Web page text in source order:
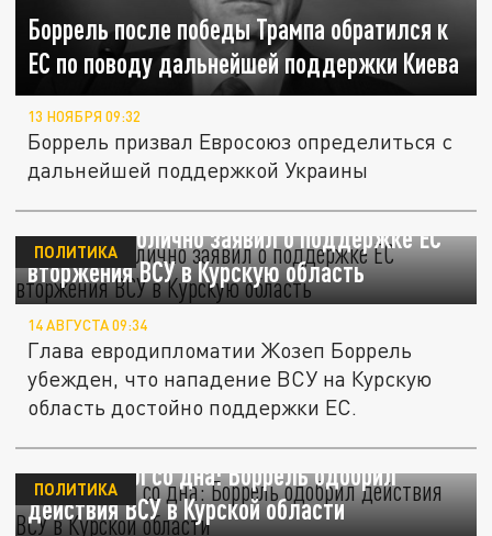
Боррель после победы Трампа обратился к
ЕС по поводу дальнейшей поддержки Киева
13 НОЯБРЯ 09:32
Боррель призвал Евросоюз определиться с
дальнейшей поддержкой Украины
Боррель публично заявил о поддержке ЕС
вторжения ВСУ в Курскую область
ПОЛИТИКА
14 АВГУСТА 09:34
Глава евродипломатии Жозеп Боррель
убежден, что нападение ВСУ на Курскую
область достойно поддержки ЕС.
ЕС постучал со дна: Боррель одобрил
действия ВСУ в Курской области
ПОЛИТИКА